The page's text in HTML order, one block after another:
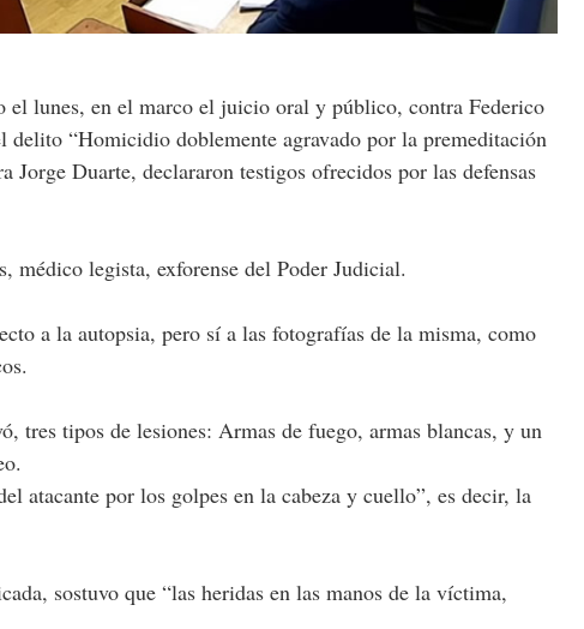
el lunes, en el marco el juicio oral y público, contra Federico
delito “Homicidio doblemente agravado por la premeditación
Jorge Duarte, declararon testigos ofrecidos por las defensas
médico legista, exforense del Poder Judicial.
a la autopsia, pero sí a las fotografías de la misma, como
tres tipos de lesiones: Armas de fuego, armas blancas, y un
atacante por los golpes en la cabeza y cuello”, es decir, la
sostuvo que “las heridas en las manos de la víctima,